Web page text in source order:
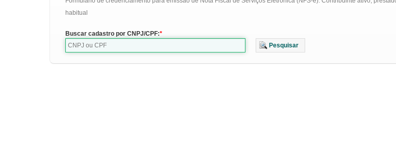
habitual
Buscar cadastro por CNPJ/CPF:
Pesquisar